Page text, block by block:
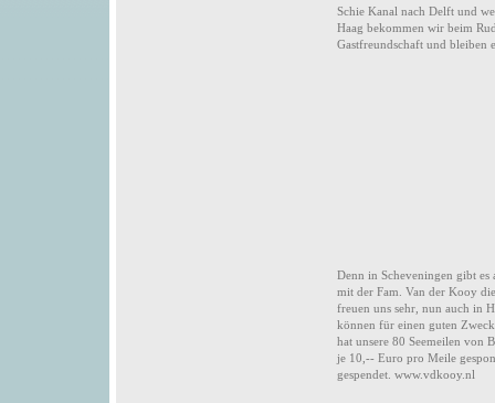
Schie Kanal nach Delft und
Haag bekommen wir beim
Gastfreundschaft und bleiben
Denn in Scheveningen gibt es
mit der Fam. Van der Kooy
freuen uns sehr, nun auch in
können für einen guten
hat unsere 80 Seemeilen von
je 10,-- Euro pro Meile
gespendet. www.vdkooy.nl